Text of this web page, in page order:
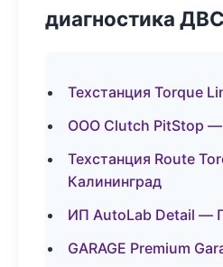
диагностика ДВС
Техстанция Torque
ООО Clutch PitStop
Техстанция Route
Калининград
ИП AutoLab Detail —
GARAGE Premium